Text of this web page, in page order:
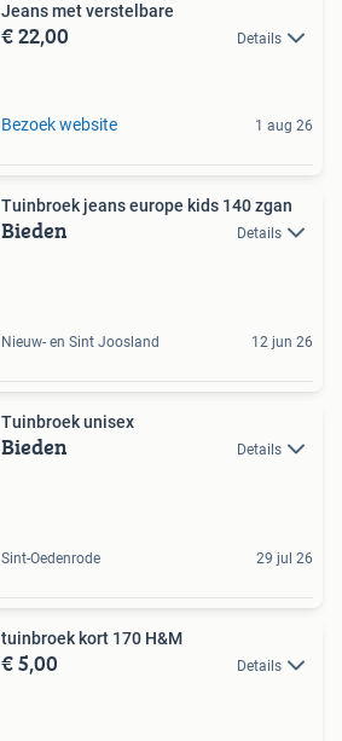
Jeans met verstelbare
€ 22,00 Details
Bezoek website 1 aug 26
Tuinbroek jeans europe kids 140 zgan
Bieden Details
Nieuw- en Sint Joosland 12 jun 26
Tuinbroek unisex
Bieden Details
Sint-Oedenrode 29 jul 26
tuinbroek kort 170 H&M
€ 5,00 Details